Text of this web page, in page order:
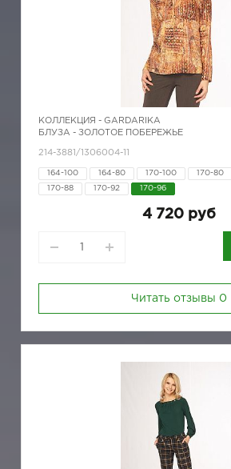
КОЛЛЕКЦИЯ - GARDARIKA
БЛУЗА - ЗОЛОТОЕ ПОБЕРЕЖЬЕ
214-3881/1306004-11
164-100 164-80 170-100 170-80
170-88 170-92 170-96
4 720 руб
Читать отзывы 0